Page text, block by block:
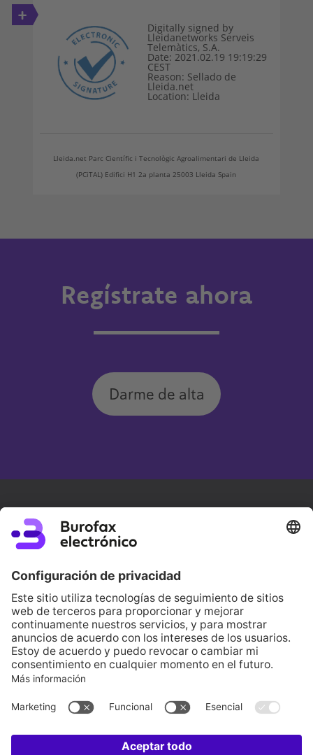
+ Digitally signed by
Lleidanetworks Serveis
Telemàtics, S.A.
Date: 2021.02.19 19:19:29
CEST
Reason: Sellado de
Lleida.net
Location: Lleida
Lleida.net Parc Científic i Tecnològic Agroalimentari de Lleida
(PCiTAL) Edifici H1 2a planta 25003 Lleida Spain
Regístrate ahora
Darme de alta
PCiTAL | Edifici H1 2a planta, B
25003 Lleida (SPAIN)
(+34) 973 282 300
info@lleida.net